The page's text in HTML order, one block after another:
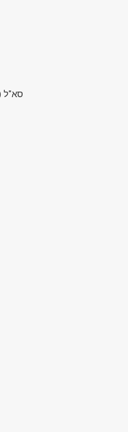
סא"ל